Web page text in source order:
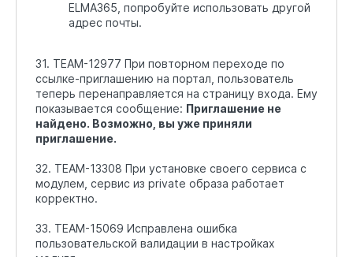
ELMA365, попробуйте использовать другой
адрес почты.
31. TEAM-12977 При повторном переходе по
ссылке-приглашению на портал, пользователь
теперь перенаправляется на страницу входа. Ему
показывается сообщение: Приглашение не
найдено. Возможно, вы уже приняли
приглашение.
32. TEAM-13308 При установке своего сервиса с
модулем, сервис из private образа работает
корректно.
33. TEAM-15069 Исправлена ошибка
пользовательской валидации в настройках